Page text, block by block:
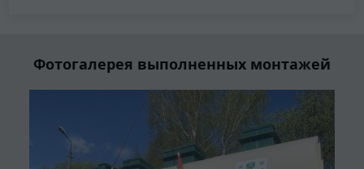
Фотогалерея выполненных монтажей